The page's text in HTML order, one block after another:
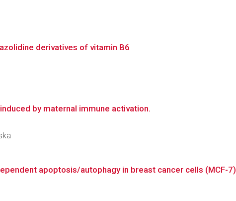
derivatives of vitamin B6
by maternal immune activation.
apoptosis/autophagy in breast cancer cells (MCF-7)